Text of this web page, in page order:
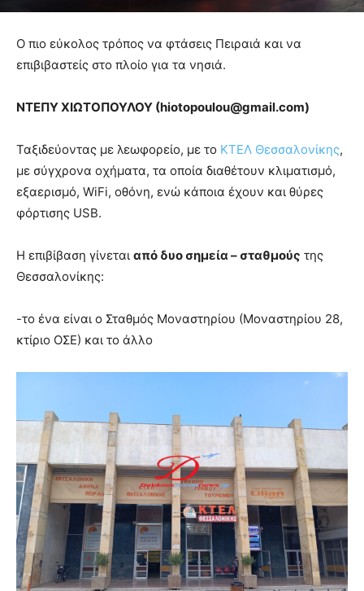
Ο πιο εύκολος τρόπος να φτάσεις Πειραιά και να
επιβιβαστείς στο πλοίο για τα νησιά.
ΝΤΕΠΥ ΧΙΩΤΟΠΟΥΛΟΥ (hiotopoulou@gmail.com)
Ταξιδεύοντας με λεωφορείο, με το ΚΤΕΛ Θεσσαλονίκης,
με σύγχρονα οχήματα, τα οποία διαθέτουν κλιματισμό,
εξαερισμό, WiFi, οθόνη, ενώ κάποια έχουν και θύρες
φόρτισης USB.
Η επιβίβαση γίνεται από δυο σημεία – σταθμούς της
Θεσσαλονίκης:
-το ένα είναι ο Σταθμός Μοναστηρίου (Μοναστηρίου 28,
κτίριο ΟΣΕ) και το άλλο